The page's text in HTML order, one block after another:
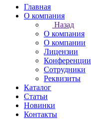
Главная
О компания
Назад
О компания
О компании
Лицензии
Конференции
Сотрудники
Реквизиты
Каталог
Статьи
Новинки
Контакты